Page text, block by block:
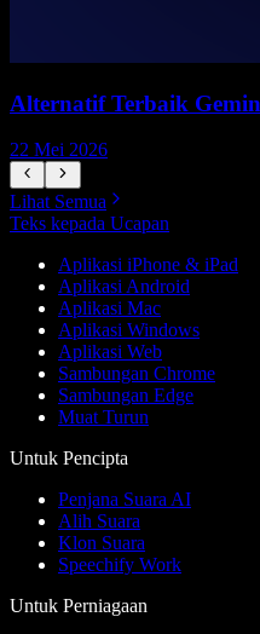
Alternatif Terbaik
22 Mei 2026
Lihat Semua
Teks kepada Ucapan
Aplikasi iPhone & iPad
Aplikasi Android
Aplikasi Mac
Aplikasi Windows
Aplikasi Web
Sambungan Chrome
Sambungan Edge
Muat Turun
Untuk Pencipta
Penjana Suara AI
Alih Suara
Klon Suara
Speechify Work
Untuk Perniagaan